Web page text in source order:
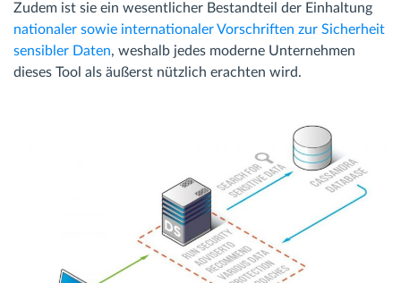
Zudem ist sie ein wesentlicher Bestandteil der Einhaltung
nationaler sowie internationaler Vorschriften zur Sicherheit
sensibler Daten, weshalb jedes moderne Unternehmen
dieses Tool als äußerst nützlich erachten wird.